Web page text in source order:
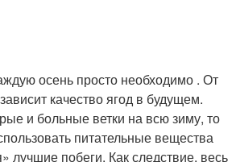
осень просто необходимо . От
качество ягод в будущем.
и больные ветки на всю зиму, то
питательные вещества
лучшие побеги. Как следствие, весь